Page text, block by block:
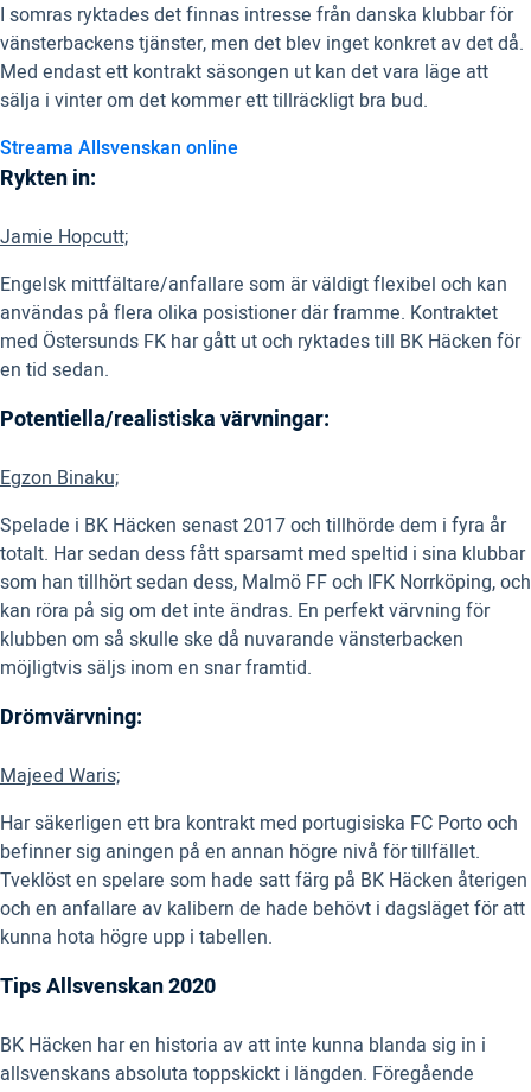
I somras ryktades det finnas intresse från danska klubbar för
vänsterbackens tjänster, men det blev inget konkret av det då.
Med endast ett kontrakt säsongen ut kan det vara läge att
sälja i vinter om det kommer ett tillräckligt bra bud.
Streama Allsvenskan online
Rykten in:
Jamie Hopcutt;
Engelsk mittfältare/anfallare som är väldigt flexibel och kan
användas på flera olika posistioner där framme. Kontraktet
med Östersunds FK har gått ut och ryktades till BK Häcken för
en tid sedan.
Potentiella/realistiska värvningar:
Egzon Binaku;
Spelade i BK Häcken senast 2017 och tillhörde dem i fyra år
totalt. Har sedan dess fått sparsamt med speltid i sina klubbar
som han tillhört sedan dess, Malmö FF och IFK Norrköping, och
kan röra på sig om det inte ändras. En perfekt värvning för
klubben om så skulle ske då nuvarande vänsterbacken
möjligtvis säljs inom en snar framtid.
Drömvärvning:
Majeed Waris;
Har säkerligen ett bra kontrakt med portugisiska FC Porto och
befinner sig aningen på en annan högre nivå för tillfället.
Tveklöst en spelare som hade satt färg på BK Häcken återigen
och en anfallare av kalibern de hade behövt i dagsläget för att
kunna hota högre upp i tabellen.
Tips Allsvenskan 2020
BK Häcken har en historia av att inte kunna blanda sig in i
allsvenskans absoluta toppskickt i längden. Föregående